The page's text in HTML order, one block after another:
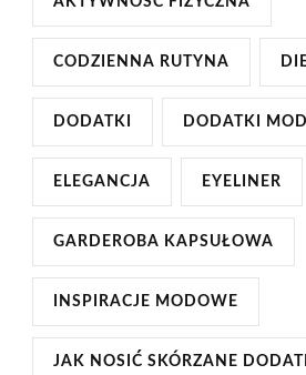
CODZIENNA RUTYNA
DODATKI DODATKI
ELEGANCJA EYELINER
GARDEROBA KAPSUŁOWA
INSPIRACJE MODOWE
JAK NOSIĆ SKÓRZANE